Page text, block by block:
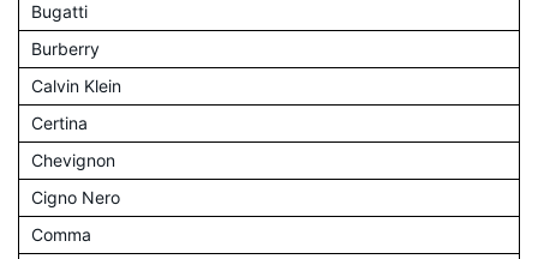
Bugatti
Burberry
Calvin Klein
Certina
Chevignon
Cigno Nero
Comma